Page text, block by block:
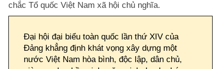
chắc Tổ quốc Việt Nam xã hội chủ nghĩa.
Đại hội đại biểu toàn quốc lần thứ XIV của
Đảng khẳng định khát vọng xây dựng một
nước Việt Nam hòa bình, độc lập, dân chủ,